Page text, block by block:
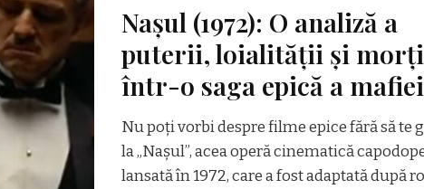
Nașul (1972): O analiză a
puterii, loialității și
într-o saga epică a mafiei
Nu poți vorbi despre filme epice fără să te
la „Nașul”, acea operă cinematică
lansată în 1972, care a fost adaptată după